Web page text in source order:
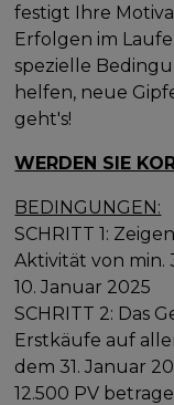
festigt Ihre
Erfolgen im
spezielle
helfen, neue
geht's!
WERDEN SIE
BEDINGUNGEN:
SCHRITT 1:
Aktivität von min.
10. Januar 2025
SCHRITT 2: Das
Erstkäufe auf
dem 31. Januar
12.500 PV